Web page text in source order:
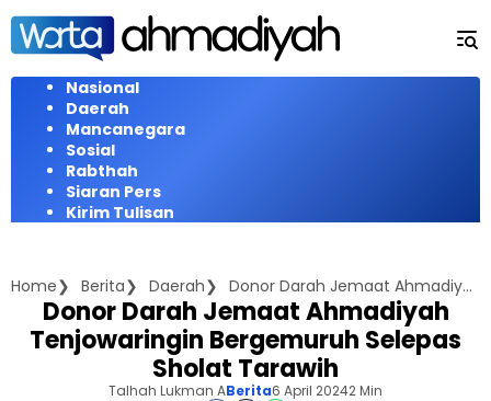
Langsung
konten
Nasional
Daerah
Mancanegara
Sosial
Rabthah
Siaran Pers
Kirim Tulisan
Home Berita Daerah Donor Darah Jemaat Ahmadiyah Tenjowaringin Bergemuruh Selepas Sholat Tarawih
Donor Darah Jemaat Ahmadiyah
Tenjowaringin Bergemuruh Selepas
Sholat Tarawih
Talhah Lukman ABerita6 April 20242 Min